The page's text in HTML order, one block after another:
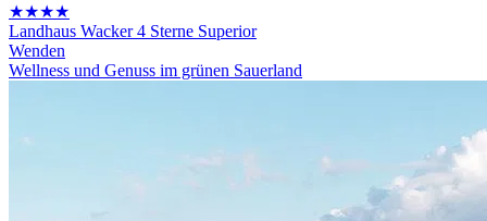
★★★★
Landhaus Wacker 4 Sterne Superior
Wenden
Wellness und Genuss im grünen Sauerland